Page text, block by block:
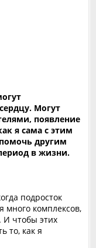
Могут
появление
я сама с этим
другим
в жизни.
подросток
много комплексов,
И чтобы этих
то, как я